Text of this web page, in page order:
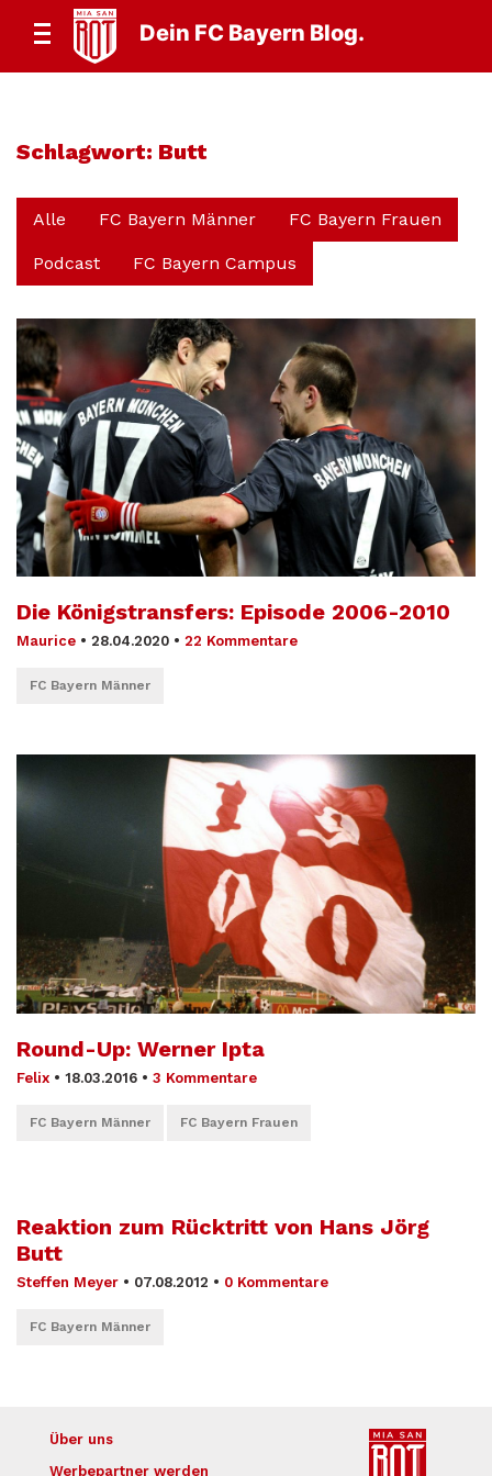
Dein FC Bayern Blog.
Schlagwort: Butt
Alle FC Bayern Männer FC Bayern Frauen
Podcast FC Bayern Campus
Die Königstransfers: Episode 2006-2010
Maurice • 28.04.2020 • 22 Kommentare
FC Bayern Männer
Round-Up: Werner Ipta
Felix • 18.03.2016 • 3 Kommentare
FC Bayern Männer FC Bayern Frauen
Reaktion zum Rücktritt von Hans Jörg
Butt
Steffen Meyer • 07.08.2012 • 0 Kommentare
FC Bayern Männer
Über uns
Werbepartner werden